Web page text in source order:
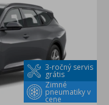
Zimné
pneumatiky v
cene
3-ročný servis
grátis